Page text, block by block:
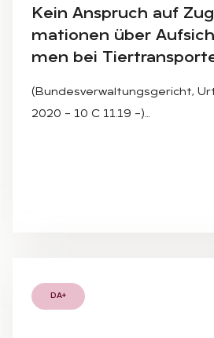
Kein An­spruch auf
ma­tio­nen über
men bei
(Bundesverwaltungsgericht,
2020 – 10 C 11.19 –)…
DA+